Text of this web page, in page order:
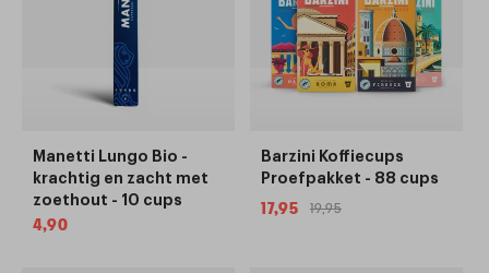
Manetti Lungo Bio -
krachtig en zacht met
zoethout - 10 cups
Normale
4,90
Barzini Koffiecups
Proefpakket - 88 cups
Aanbiedingsprijs
17,95
Normale
19,95